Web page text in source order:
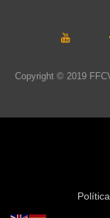
Copyright © 2019